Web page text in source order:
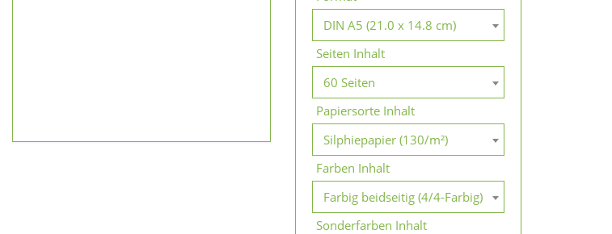
DIN A5 (21.0 x 14.8 cm)
Seiten Inhalt
60 Seiten
Papiersorte Inhalt
Silphiepapier (130/m²)
Farben Inhalt
Farbig beidseitig (4/4-Farbig)
Sonderfarben Inhalt